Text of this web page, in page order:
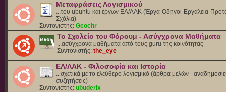
Μεταφράσεις Λογισμικού
...του ubuntu και έργων ΕΛ/ΛΑΚ (Έργα-Οδηγοί-Εργαλεία-
Σχόλια)
Συντονιστής: Geochr
Το Σχολείο του Φόρουμ - Ασύγχρονα Μαθήματα
...ασύγχρονα μαθήματα από τους guru της κοινότητας
Συντονιστής: the_eye
ΕΛ/ΛΑΚ - Φιλοσοφία και Ιστορία
...σχετικά με το ελεύθερο λογισμικό (άρθρα μελών -
συζητήσεις)
Συντονιστής: ubuderix